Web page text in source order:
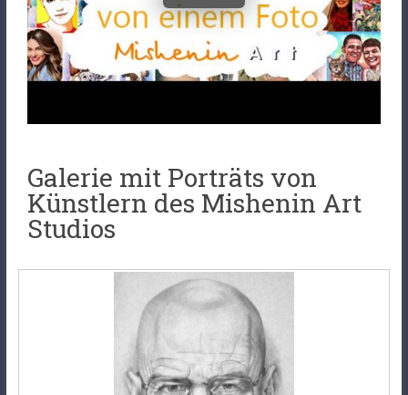
Galerie mit Porträts von
Künstlern des Mishenin Art
Studios